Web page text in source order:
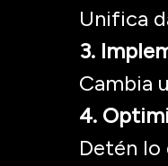
Unifica
3.
Cambia
4.
Detén lo